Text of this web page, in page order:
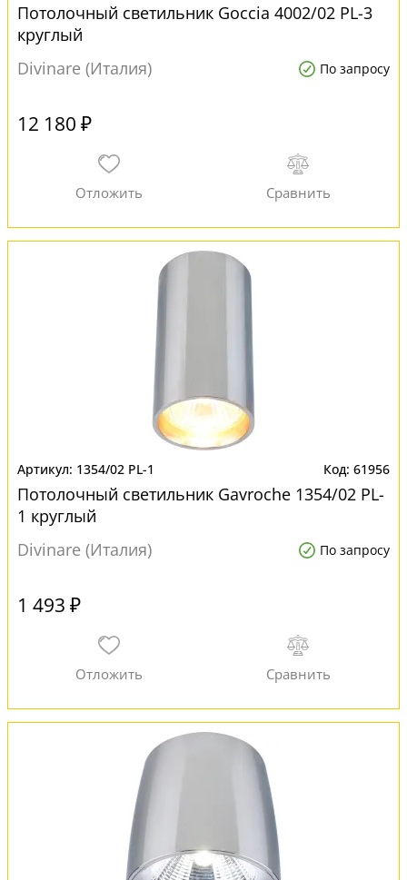
Потолочный светильник Goccia 4002/02 PL-3
круглый
Divinare (Италия)
По запросу
12 180 ₽
1354/02 PL-1 61956
Потолочный светильник Gavroche 1354/02 PL-
1 круглый
Divinare (Италия)
По запросу
1 493 ₽